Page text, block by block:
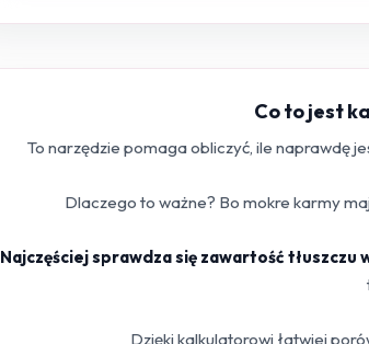
Co to jest
To narzędzie pomaga obliczyć, ile naprawdę
Dlaczego to ważne? Bo mokre karmy
Najczęściej sprawdza się zawartość tłuszczu
Dzięki kalkulatorowi łatwiej